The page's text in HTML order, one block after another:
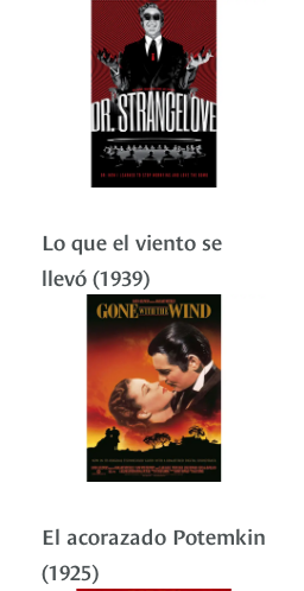
Lo que el viento se
llevó (1939)
El acorazado Potemkin
(1925)